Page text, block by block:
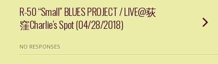
R-50 “Small” BLUES PROJECT / LIVE@荻
窪Charlie’s Spot (04/28/2018)
NO RESPONSES